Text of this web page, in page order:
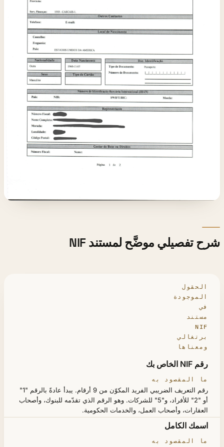
شرح تفصيلي موضَّح لمستند NIF
الحقول
الموجودة
في
مستند
NIF
برتغالي
ومعناها
الحقل
ما المقصود به
رقم NIF الخاص بك
رقم التعريف الضريبي الفريد المكوّن من 9 أرقام. يبدأ عادةً بالرقم "1"
أو "2" للأفراد، و"5" للشركات. وهو الرقم الذي تقدّمه للبنوك، وأصحاب
العقارات، وأصحاب العمل، والخدمات الحكومية.
اسمك الكامل